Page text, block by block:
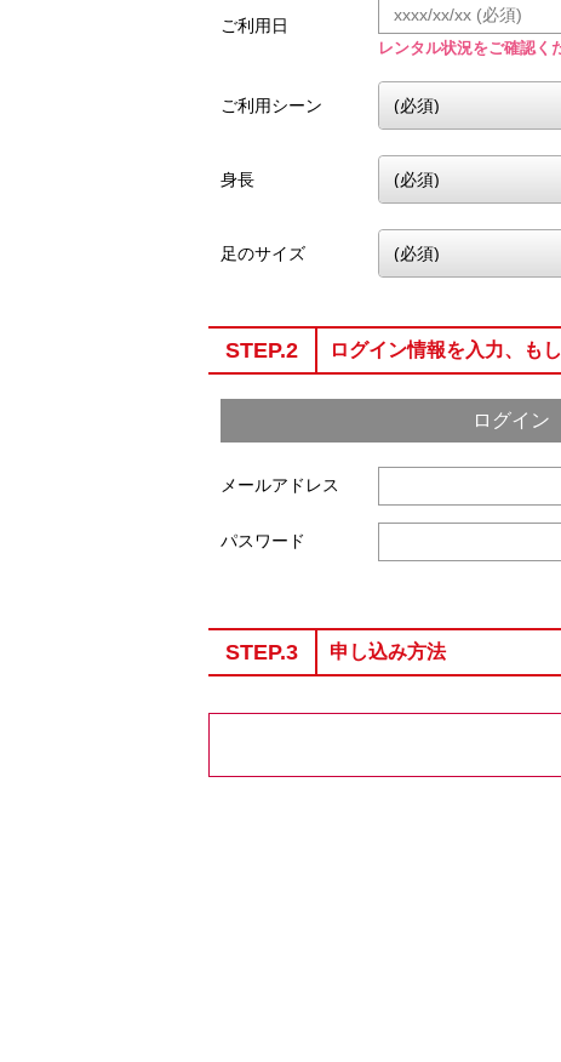
ご利用日
レンタル状況をご確認く
ご利用シーン
身長
足のサイズ
STEP.2 ログイン情報を入力、も
ログイン
メールアドレス
パスワード
STEP.3 申し込み方法